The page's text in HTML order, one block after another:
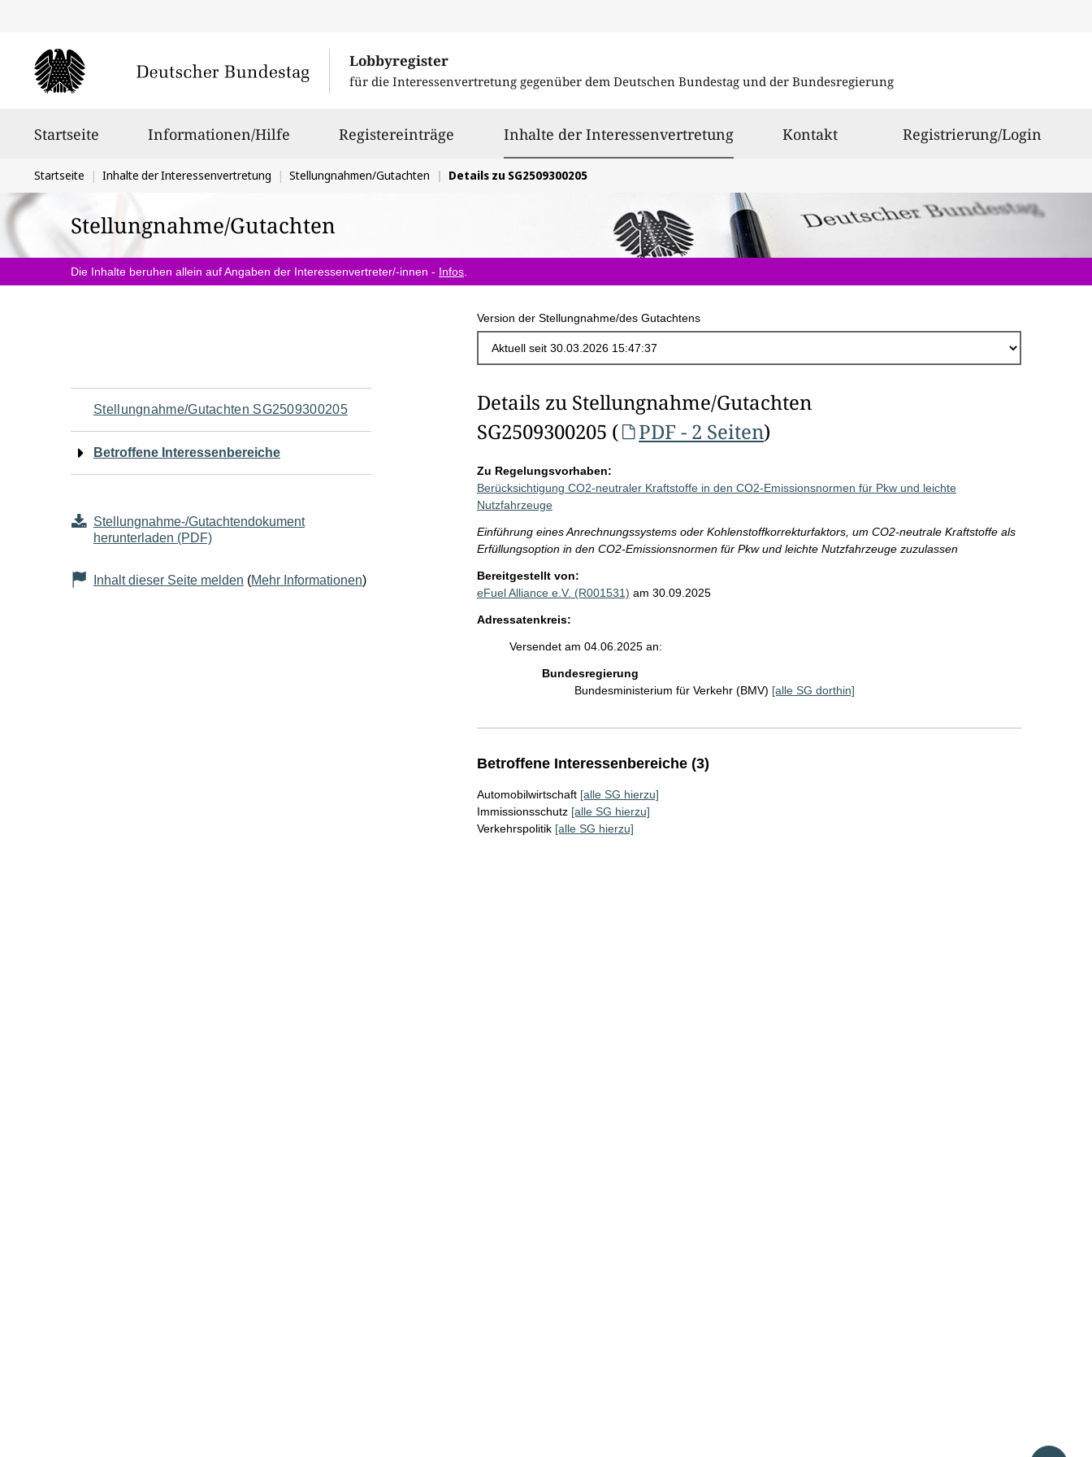
Lobbyregister
für die Interessenvertretung gegenüber dem Deutschen Bundestag und der Bundesregierung
Startseite Informationen/Hilfe Registereinträge Inhalte der Interessenvertretungausgewählt
Kontakt Registrierung/Login
Sie
befinden
sich
hier:
Startseite Inhalte der Interessenvertretung Stellungnahmen/Gutachten Details zu SG2509300205
Stellungnahme/Gutachten
Die Inhalte beruhen allein auf Angaben der Interessenvertreter/-innen - Infos
Version der Stellungnahme/des Gutachtens
Navigation
für
Seiteninhalt
Stellungnahme/Gutachten SG2509300205
Betroffene Interessenbereiche
Stellungnahme-/Gutachtendokument
herunterladen (PDF)
Inhalt dieser Seite melden (Mehr Informationen)
Details zu Stellungnahme/Gutachten
SG2509300205 (
PDF - 2 Seiten)
Zu Regelungsvorhaben:
Berücksichtigung CO2-neutraler Kraftstoffe in den CO2-Emissionsnormen für Pkw und leichte
Nutzfahrzeuge
Einführung eines Anrechnungssystems oder Kohlenstoffkorrekturfaktors, um CO2-neutrale Kraftstoffe als
Erfüllungsoption in den CO2-Emissionsnormen für Pkw und leichte Nutzfahrzeuge zuzulassen
Bereitgestellt von:
eFuel Alliance e.V. (R001531) am 30.09.2025
Adressatenkreis:
Versendet am 04.06.2025 an:
Bundesregierung
Bundesministerium für Verkehr (BMV) [alle SG dorthin]
Betroffene Interessenbereiche (3)
Automobilwirtschaft [alle SG hierzu]
Immissionsschutz [alle SG hierzu]
Verkehrspolitik [alle SG hierzu]